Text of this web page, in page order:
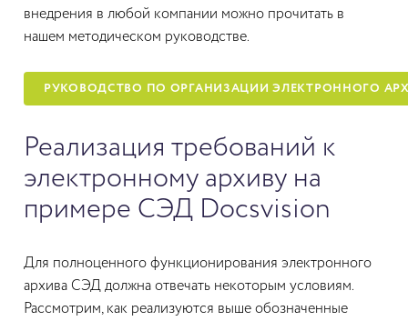
внедрения в любой компании можно прочитать в
нашем методическом руководстве.
РУКОВОДСТВО ПО ОРГАНИЗАЦИИ ЭЛЕКТРОННОГО
Реализация требований к
электронному архиву на
примере СЭД Docsvision
Для полноценного функционирования электронного
архива СЭД должна отвечать некоторым условиям.
Рассмотрим, как реализуются выше обозначенные